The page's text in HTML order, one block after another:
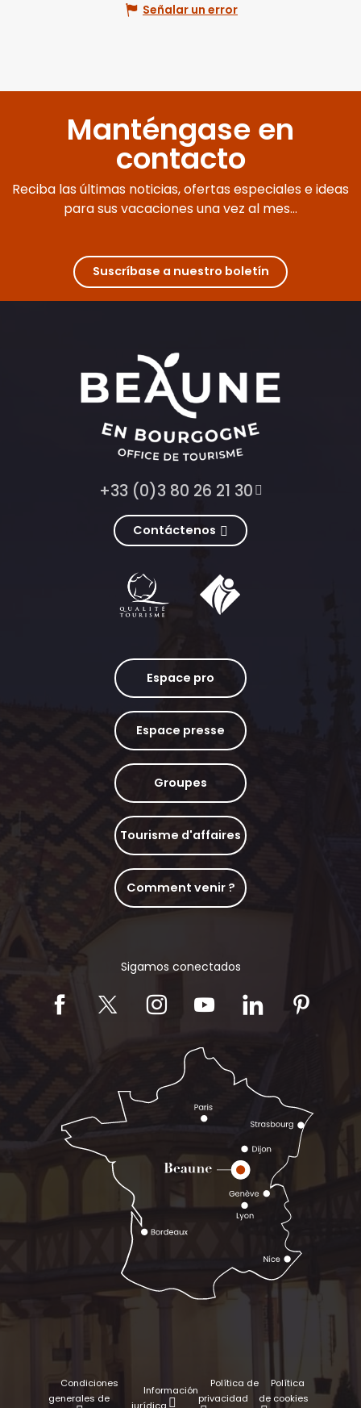
Señalar un error
Manténgase en
contacto
Reciba las últimas noticias, ofertas especiales e ideas
para sus vacaciones una vez al mes...
Suscríbase a nuestro boletín
+33 (0)3 80 26 21 30
Contáctenos
Espace pro
Espace presse
Groupes
Tourisme d'affaires
Comment venir ?
Sigamos conectados
Condiciones
generales de
Información
Política de
privacidad
Política
de cookies